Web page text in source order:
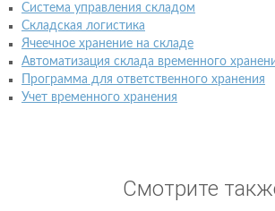
Система управления складом
Складская логистика
Ячеечное хранение на складе
Автоматизация склада временного
Программа для ответственного хранения
Учет временного хранения
Смотрите